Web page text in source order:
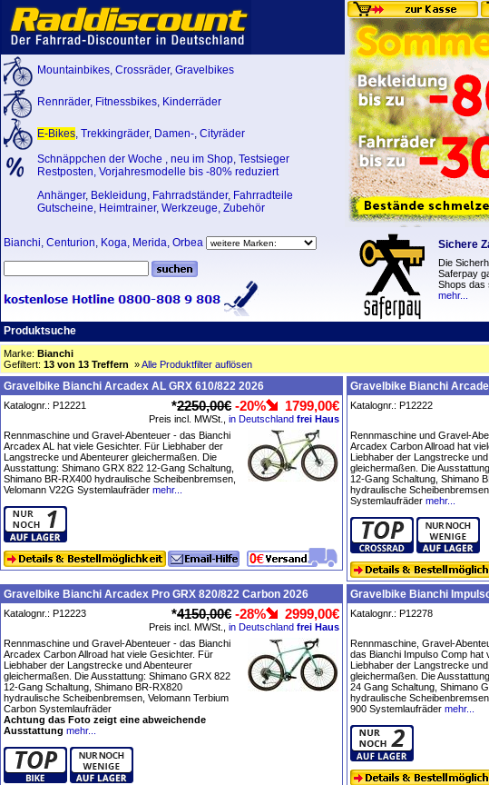
Mountainbikes, Crossräder, Gravelbikes
Rennräder, Fitnessbikes, Kinderräder
E-Bikes, Trekkingräder, Damen-, Cityräder
Schnäppchen der Woche , neu im Shop, Testsieger
Restposten, Vorjahresmodelle bis -80% reduziert
Anhänger, Bekleidung, Fahrradständer, Fahrradteile
Gutscheine, Heimtrainer, Werkzeuge, Zubehör
Bianchi, Centurion, Koga, Merida, Orbea Sichere
Die
Saferpay
Shops das
mehr...
Produktsuche
Marke: Bianchi
Gefiltert: 13 von 13 Treffern »Alle Produktfilter auflösen
Gravelbike Bianchi Arcadex AL GRX 610/822 2026
Katalognr.: P12221 *2250,00€ -20% 1799,00€
Preis incl. MWSt., in Deutschland frei Haus
Rennmaschine und Gravel-Abenteuer - das Bianchi
Arcadex AL hat viele Gesichter. Für Liebhaber der
Langstrecke und Abenteurer gleichermaßen. Die
Ausstattung: Shimano GRX 822 12-Gang Schaltung,
Shimano BR-RX400 hydraulische Scheibenbremsen,
Velomann V22G Systemlaufräder mehr...
Gravelbike Bianchi
Katalognr.: P12222
Rennmaschine und Gravel-
Arcadex Carbon Allroad hat
Liebhaber der Langstrecke
gleichermaßen. Die
12-Gang Schaltung, Shimano
hydraulische
Systemlaufräder mehr...
Gravelbike Bianchi Arcadex Pro GRX 820/822 Carbon 2026
Katalognr.: P12223 *4150,00€ -28% 2999,00€
Preis incl. MWSt., in Deutschland frei Haus
Rennmaschine und Gravel-Abenteuer - das Bianchi
Arcadex Carbon Allroad hat viele Gesichter. Für
Liebhaber der Langstrecke und Abenteurer
gleichermaßen. Die Ausstattung: Shimano GRX 822
12-Gang Schaltung, Shimano BR-RX820
hydraulische Scheibenbremsen, Velomann Terbium
Carbon Systemlaufräder
Achtung das Foto zeigt eine abweichende
Ausstattung mehr...
Gravelbike Bianchi
Katalognr.: P12278
Rennmaschine, Gravel-
das Bianchi Impulso Comp hat
Liebhaber der Langstrecke
gleichermaßen. Die
24 Gang Schaltung, Shimano
hydraulische
900 Systemlaufräder mehr...